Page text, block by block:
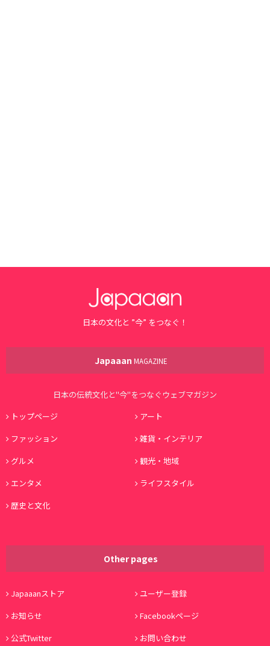
日本の文化と ”今” をつなぐ！
Japaaan MAGAZINE
日本の伝統文化と"今"をつなぐウェブマガジン
トップページ
アート
ファッション
雑貨・インテリア
グルメ
観光・地域
エンタメ
ライフスタイル
歴史と文化
Other pages
Japaaanストア
ユーザー登録
お知らせ
Facebookページ
公式Twitter
お問い合わせ